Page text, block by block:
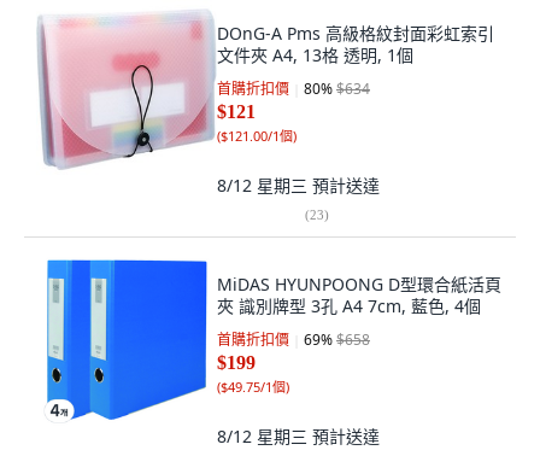
DOnG-A Pms 高級格紋封面彩虹索引
文件夾 A4, 13格 透明, 1個
首購折扣價 80%$634
$121
($121.00/1個)
8/12 星期三 預計送達
(23)
MiDAS HYUNPOONG D型環合紙活頁
夾 識別牌型 3孔 A4 7cm, 藍色, 4個
首購折扣價 69%$658
$199
($49.75/1個)
8/12 星期三 預計送達